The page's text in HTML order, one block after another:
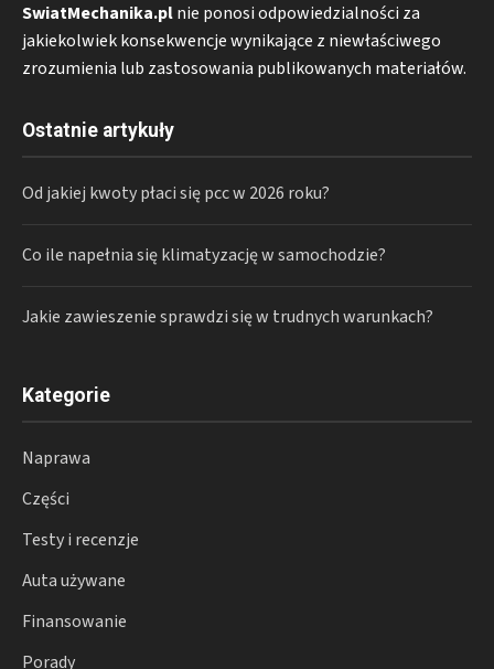
SwiatMechanika.plnie ponosi odpowiedzialności za
jakiekolwiek konsekwencje wynikające z niewłaściwego
zrozumienia lub zastosowania publikowanych materiałów.
Ostatnie artykuły
Od jakiej kwoty płaci się pcc w 2026 roku?
Co ile napełnia się klimatyzację w samochodzie?
Jakie zawieszenie sprawdzi się w trudnych warunkach?
Kategorie
Naprawa
Części
Testy i recenzje
Auta używane
Finansowanie
Porady